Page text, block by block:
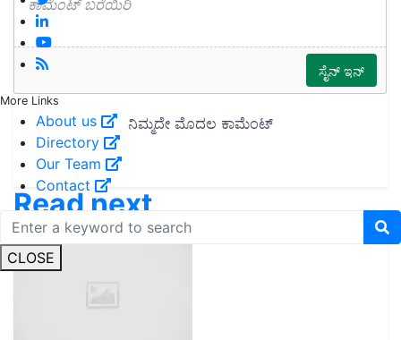
More Links
About us
Directory
Our Team
Contact
CLOSE
Read next